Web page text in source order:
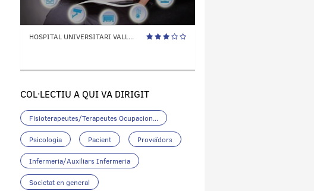
HOSPITAL UNIVERSITARI VALL...
COL·LECTIU A QUI VA DIRIGIT
Fisioterapeutes/Terapeutes Ocupacion...
Psicologia Pacient Proveïdors
Infermeria/Auxiliars Infermeria
Societat en general